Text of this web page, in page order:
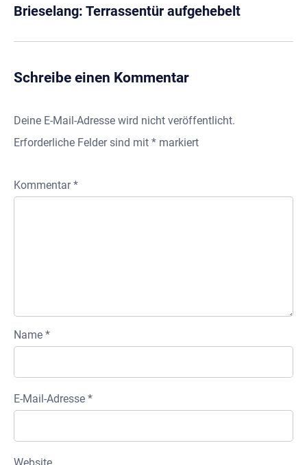
Brieselang: Terrassentür aufgehebelt
Schreibe einen Kommentar
Deine E-Mail-Adresse wird nicht veröffentlicht.
Erforderliche Felder sind mit * markiert
Kommentar*
Name *
E-Mail-Adresse *
Website